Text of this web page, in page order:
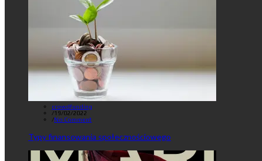
crowdfunding
/19/02/2022
/No Comment
Typy finansowania społecznościowego